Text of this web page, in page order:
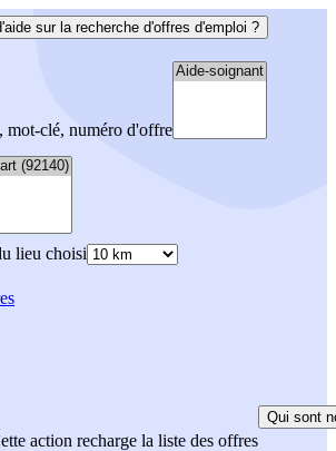
sur la recherche d'offres d'emploi ?
mot-clé, numéro d'offre
lieu choisi
action recharge la liste des offres
Qui sont